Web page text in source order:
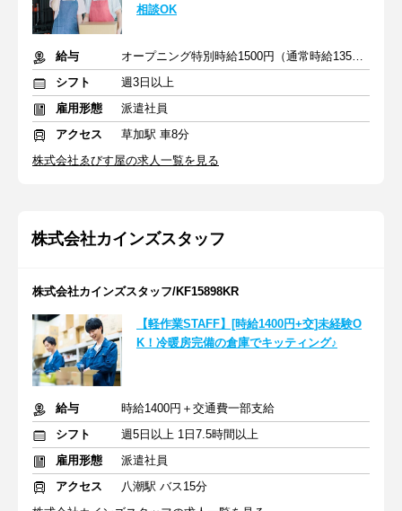
相談OK
給与
オープニング特別時給1500円（通常時給1350円）
シフト
週3日以上
雇用形態
派遣社員
アクセス
草加駅 車8分
株式会社ゑびす屋の求人一覧を見る
株式会社カインズスタッフ
株式会社カインズスタッフ/KF15898KR
【軽作業STAFF】[時給1400円+交]未経験O
K！冷暖房完備の倉庫でキッティング♪
給与
時給1400円＋交通費一部支給
シフト
週5日以上 1日7.5時間以上
雇用形態
派遣社員
アクセス
八潮駅 バス15分